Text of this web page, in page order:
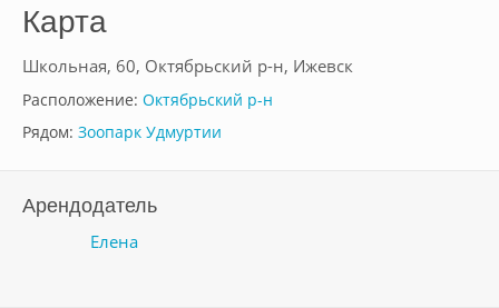
Карта
Школьная, 60, Октябрьский р-н, Ижевск
Расположение: Октябрьский р-н
Рядом: Зоопарк Удмуртии
Арендодатель
Елена